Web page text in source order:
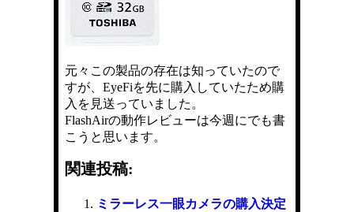
元々この製品の存在は知っていたので
すが、EyeFiを先に購入していたため購
入を見送っていました。
FlashAirの動作レビューは今週にでも書
こうと思います。
関連投稿:
ミラーレス一眼カメラの購入決定